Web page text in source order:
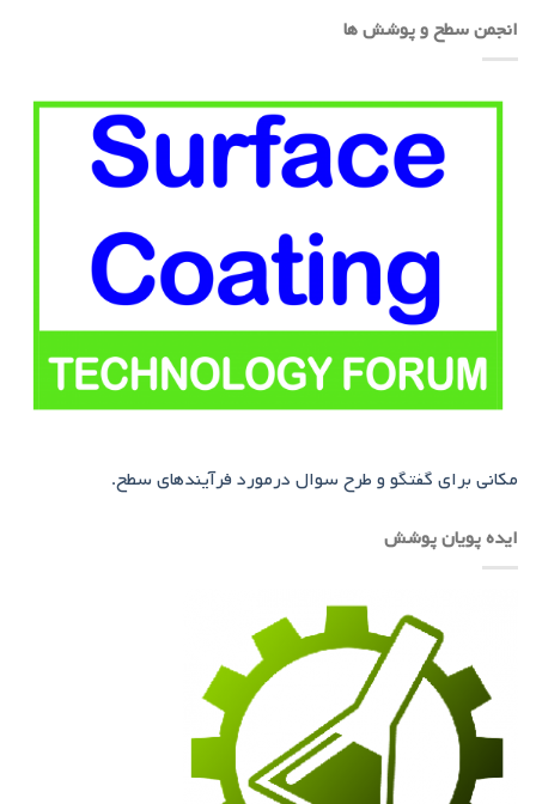
انجمن سطح و پوشش ها
مکانی برای گفتگو و طرح سوال درمورد فرآیندهای سطح.
ایده پویان پوشش